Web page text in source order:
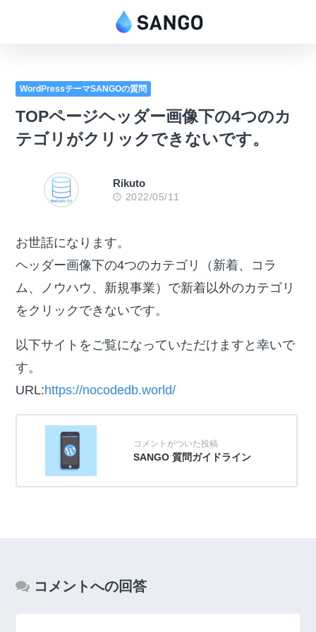
WordPressテーマSANGOの質問
TOPページヘッダー画像下の4つのカ
テゴリがクリックできないです。
Rikuto
2022/05/11
お世話になります。
ヘッダー画像下の4つのカテゴリ（新着、コラ
ム、ノウハウ、新規事業）で新着以外のカテゴリ
をクリックできないです。
以下サイトをご覧になっていただけますと幸いで
す。
URL:https://nocodedb.world/
SANGO 質問ガイドライン
コメントへの回答